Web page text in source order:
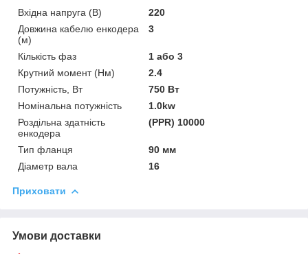
Вхідна напруга (В)
220
Довжина кабелю енкодера
(м)
3
Кількість фаз
1 або 3
Крутний момент (Нм)
2.4
Потужність, Вт
750 Вт
Номінальна потужність
1.0kw
Роздільна здатність
енкодера
(PPR) 10000
Тип фланця
90 мм
Діаметр вала
16
Приховати
Умови доставки